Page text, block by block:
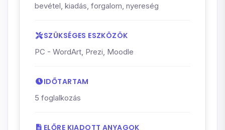
bevétel, kiadás, forgalom, nyereség
SZÜKSÉGES ESZKÖZÖK
PC - WordArt, Prezi, Moodle
IDŐTARTAM
5 foglalkozás
ELŐRE KIADOTT ANYAGOK